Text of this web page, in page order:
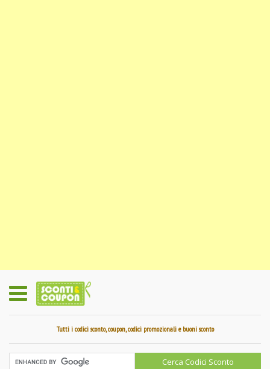
Tutti i codici sconto, coupon, codici promozionali e buoni sconto